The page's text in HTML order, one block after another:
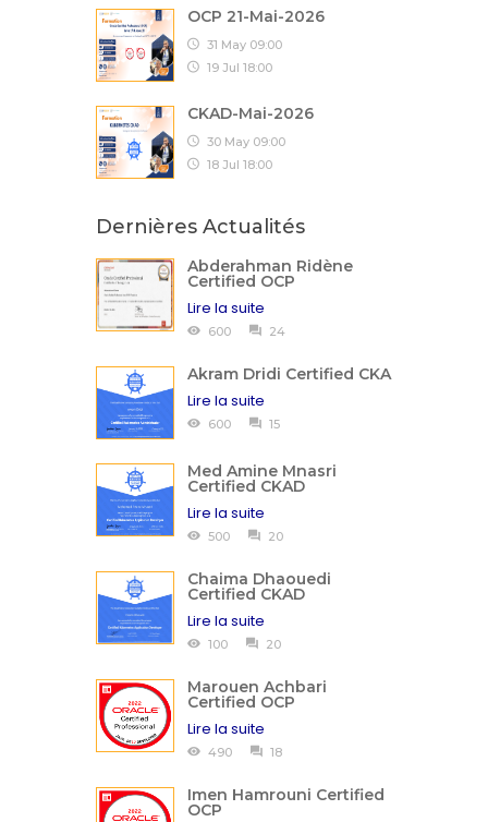
OCP 21-Mai-2026
31 May 09:00
19 Jul 18:00
CKAD-Mai-2026
30 May 09:00
18 Jul 18:00
Dernières Actualités
Abderahman Ridène
Certified OCP
Lire la suite
600 24
Akram Dridi Certified CKA
Lire la suite
600 15
Med Amine Mnasri
Certified CKAD
Lire la suite
500 20
Chaima Dhaouedi
Certified CKAD
Lire la suite
100 20
Marouen Achbari
Certified OCP
Lire la suite
490 18
Imen Hamrouni Certified
OCP